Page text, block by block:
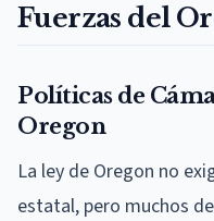
Fuerzas del
Políticas de
Oregon
La ley de Oregon no
estatal, pero muchos